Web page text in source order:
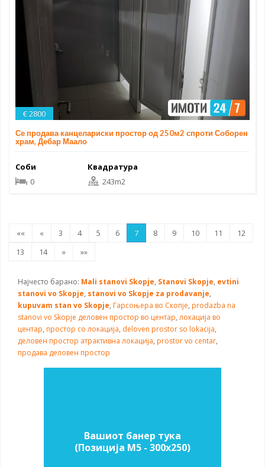
€ 2800
Се продава канцелариски простор од 250м2 спроти Соборен
храм, Дебар Маало
Соби
0
Квадратура
243m2
«« « 3 4 5 6 7 8 9 10 11
12
13
14 » »»
Најчесто барано: Mali stanovi Skopje, Stanovi Skopje, evtini
stanovi vo Skopje, stanovi vo Skopje za prodavanje,
kupuvam stan vo Skopje, Гарсоњера во Скопје, prodazba na
stanovi vo Skopje деловен простор во центар, локација во
центар, простор со локација, deloven prostor so lokacija,
деловен простор атрактивна локација, prostor vo centar,
продава деловен простор
Вашиот банер тука
(Позиција M5 - 300х250)